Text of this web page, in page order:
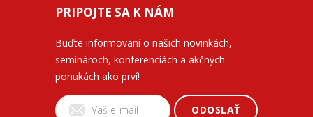
PRIPOJTE SA K NÁM
Buďte informovaní o našich novinkách,
seminároch, konferenciách a akčných
ponukách ako prví!
ODOSLAŤ